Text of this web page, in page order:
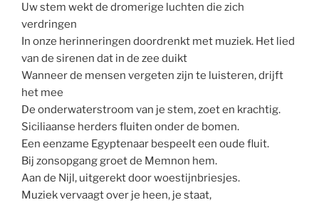
Uw stem wekt de dromerige luchten die zich
verdringen
In onze herinneringen doordrenkt met muziek. Het lied
van de sirenen dat in de zee duikt
Wanneer de mensen vergeten zijn te luisteren, drijft
het mee
De onderwaterstroom van je stem, zoet en krachtig.
Siciliaanse herders fluiten onder de bomen.
Een eenzame Egyptenaar bespeelt een oude fluit.
Bij zonsopgang groet de Memnon hem.
Aan de Nijl, uitgerekt door woestijnbriesjes.
Muziek vervaagt over je heen, je staat,